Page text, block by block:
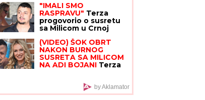
pa morala da donese
najtežu odluku:
"Postao je agresivan"
"IMALI SMO
RASPRAVU" Terza
progovorio o susretu
sa Milicom u Crnoj
nisam ostao uz njih,
ne treba da budemo
Kulići" (VIDEO)
(VIDEO) ŠOK OBRT
NAKON BURNOG
SUSRETA SA MILICOM
NA ADI BOJANI Terza
pozvala: "Upisaću se
kao otac"
by Aklamator